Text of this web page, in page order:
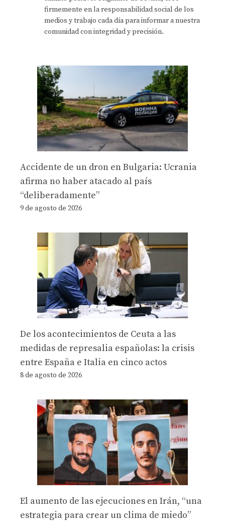
firmemente en la responsabilidad social de los
medios y trabajo cada día para informar a nuestra
comunidad con integridad y precisión.
Accidente de un dron en Bulgaria: Ucrania
afirma no haber atacado al país
“deliberadamente”
9 de agosto de 2026
De los acontecimientos de Ceuta a las
medidas de represalia españolas: la crisis
entre España e Italia en cinco actos
8 de agosto de 2026
El aumento de las ejecuciones en Irán, “una
estrategia para crear un clima de miedo”